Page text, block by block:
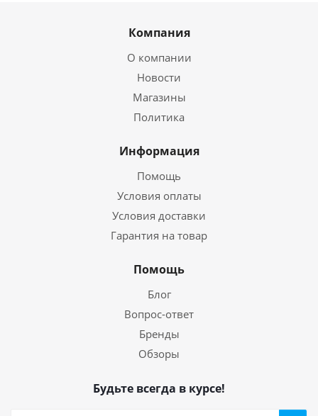
Компания
О компании
Новости
Магазины
Политика
Информация
Помощь
Условия оплаты
Условия доставки
Гарантия на товар
Помощь
Блог
Вопрос-ответ
Бренды
Обзоры
Будьте всегда в курсе!